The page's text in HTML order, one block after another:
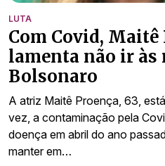
LUTA
Com Covid, Maitê
lamenta não ir às
Bolsonaro
A atriz Maitê Proença, 63,
vez, a contaminação pela
doença em abril do ano
manter em…